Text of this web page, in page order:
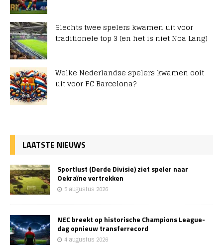
Slechts twee spelers kwamen uit voor
traditionele top 3 (en het is niet Noa Lang)
Welke Nederlandse spelers kwamen ooit
uit voor FC Barcelona?
LAATSTE NIEUWS
Sportlust (Derde Divisie) ziet speler naar
Oekraïne vertrekken
5 augustus 2026
NEC breekt op historische Champions League-
dag opnieuw transferrecord
4 augustus 2026